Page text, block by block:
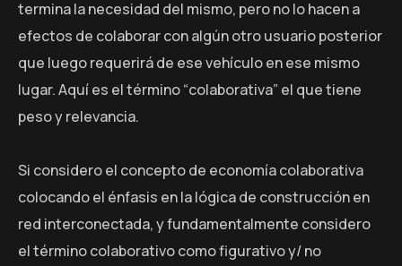
termina la necesidad del mismo, pero no lo hacen a
efectos de colaborar con algún otro usuario posterior
que luego requerirá de ese vehículo en ese mismo
lugar. Aquí es el término “colaborativa” el que tiene
peso y relevancia.
Si considero el concepto de economía colaborativa
colocando el énfasis en la lógica de construcción en
red interconectada, y fundamentalmente considero
el término colaborativo como figurativo y/ no